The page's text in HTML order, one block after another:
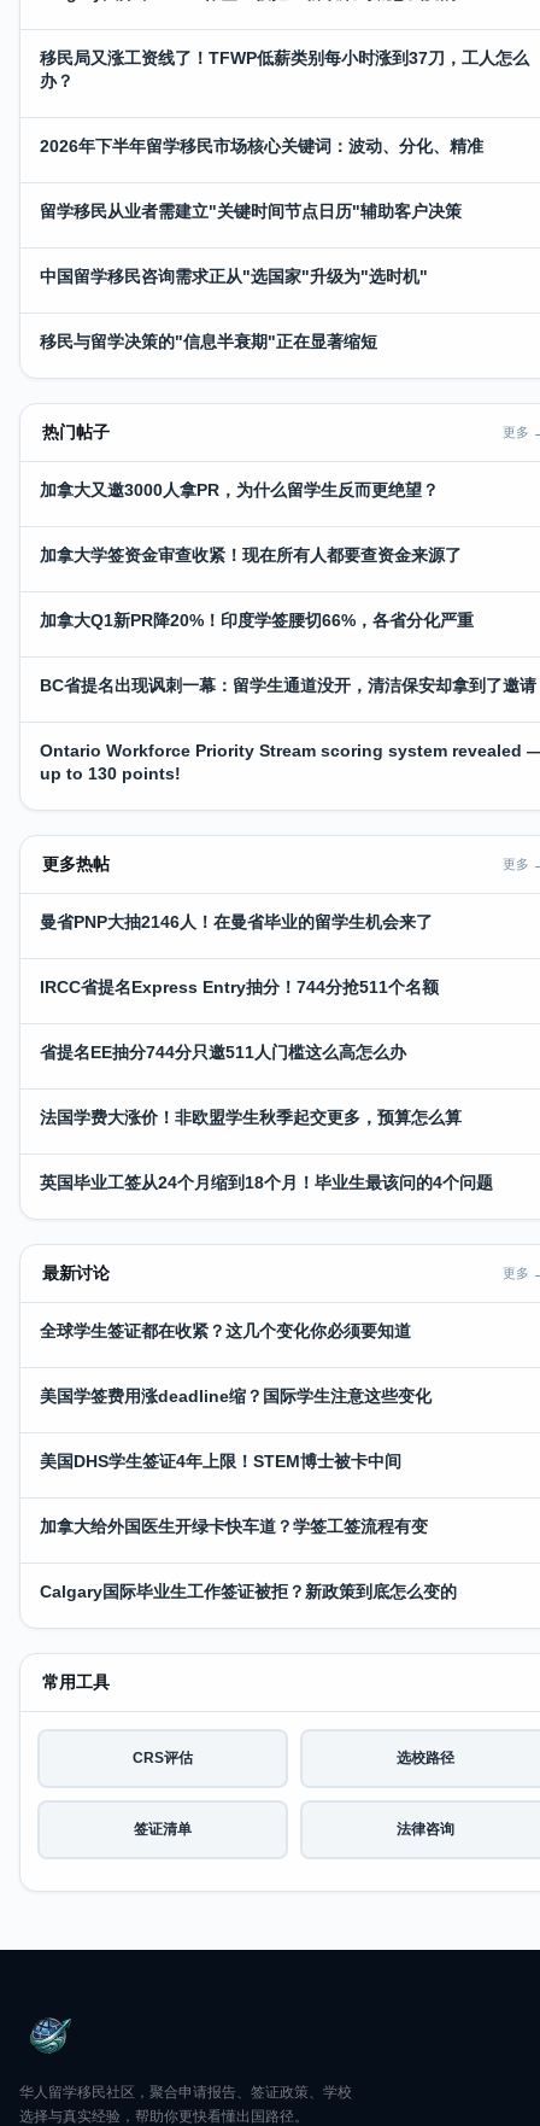
移民局又涨工资线了！TFWP低薪类别每小时涨到37刀，工人怎么
办？
2026年下半年留学移民市场核心关键词：波动、分化、精准
留学移民从业者需建立"关键时间节点日历"辅助客户决策
中国留学移民咨询需求正从"选国家"升级为"选时机"
移民与留学决策的"信息半衰期"正在显著缩短
热门帖子 更多
加拿大又邀3000人拿PR，为什么留学生反而更绝望？
加拿大学签资金审查收紧！现在所有人都要查资金来源了
加拿大Q1新PR降20%！印度学签腰切66%，各省分化严重
BC省提名出现讽刺一幕：留学生通道没开，清洁保安却拿到了邀请
Ontario Workforce Priority Stream scoring system revealed
up to 130 points!
更多热帖 更多
曼省PNP大抽2146人！在曼省毕业的留学生机会来了
IRCC省提名Express Entry抽分！744分抢511个名额
省提名EE抽分744分只邀511人门槛这么高怎么办
法国学费大涨价！非欧盟学生秋季起交更多，预算怎么算
英国毕业工签从24个月缩到18个月！毕业生最该问的4个问题
最新讨论 更多
全球学生签证都在收紧？这几个变化你必须要知道
美国学签费用涨deadline缩？国际学生注意这些变化
美国DHS学生签证4年上限！STEM博士被卡中间
加拿大给外国医生开绿卡快车道？学签工签流程有变
Calgary国际毕业生工作签证被拒？新政策到底怎么变的
常用工具
CRS评估 选校路径
签证清单 法律咨询
华人留学移民社区，聚合申请报告、签证政策、学校
选择与真实经验，帮助你更快看懂出国路径。